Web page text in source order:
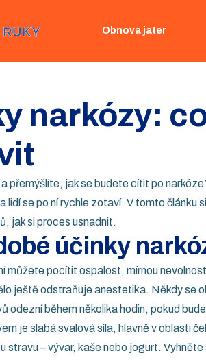
Obnova jater
narkózy:
přemýšlíte, jak se budete cítit po
lidí se po ní rychle zotaví. V tomto článku
jak si proces usnadnit.
účinky
můžete pocítit ospalost, mírnou
ještě odstraňuje anestetika. Někdy se
odezní během několika hodin, pokud
je slabá svalová síla, hlavně v oblasti
stravu – vývar, kaše nebo jogurt.